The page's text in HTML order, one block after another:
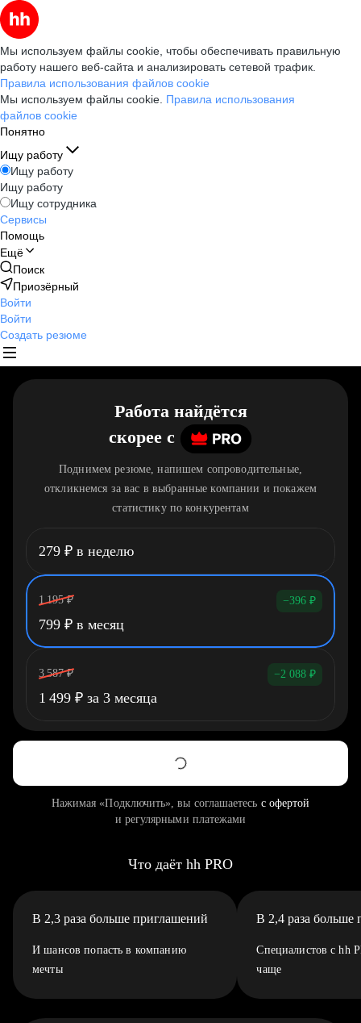
Мы используем файлы cookie, чтобы обеспечивать правильную
работу нашего веб-сайта и анализировать сетевой трафик.
Правила использования файлов cookie
Мы используем файлы cookie. Правила использования
файлов cookie
Понятно
Ищу работу
Ищу работу
Ищу работу
Ищу сотрудника
Сервисы
Помощь
Ещё
Поиск
Приозёрный
Войти
Войти
Создать резюме
Работа найдётся
скорее c
Поднимем резюме, напишем сопроводительные,
откликнемся за вас в выбранные компании и покажем
статистику по конкурентам
279 ₽ в неделю
1 195 ₽ −396 ₽
799 ₽ в месяц
3 587 ₽ −2 088 ₽
1 499 ₽ за 3 месяца
Нажимая «Подключить», вы соглашаетесь с офертой
и регулярными платежами
Что даёт hh PRO
В 2,3 раза больше приглашений
И шансов попасть в компанию
мечты
В 2,4 раза больше
Специалистов с hh
чаще